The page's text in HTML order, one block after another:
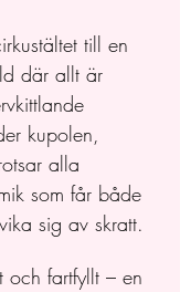
till en
där allt är
kupolen,
alla
som får både
sig av skratt.
och fartfyllt – en